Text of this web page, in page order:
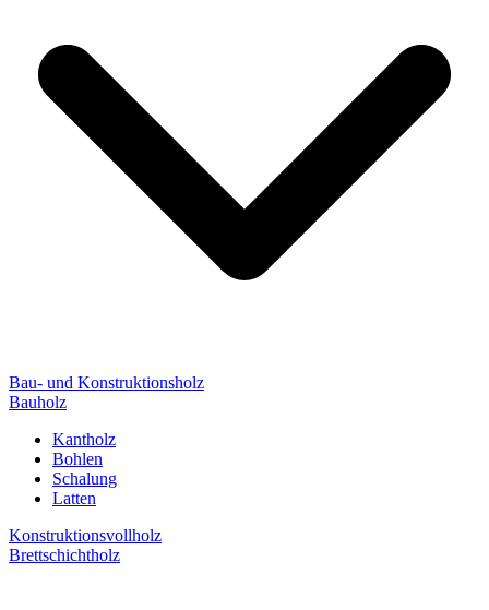
Bau- und Konstruktionsholz
Bauholz
Kantholz
Bohlen
Schalung
Latten
Konstruktionsvollholz
Brettschichtholz